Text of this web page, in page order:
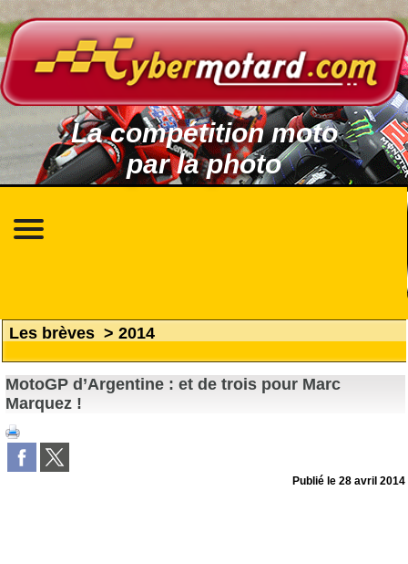
La compétition moto
par la photo
Les brèves > 2014
MotoGP d’Argentine : et de trois pour Marc
Marquez !
Publié le28 avril 2014